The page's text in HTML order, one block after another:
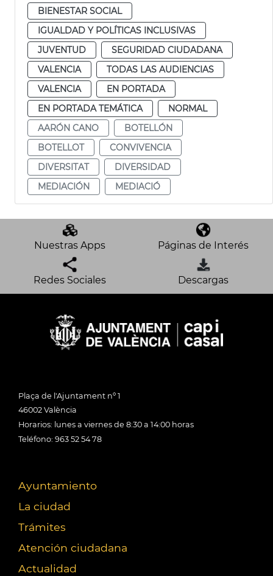
BIENESTAR SOCIAL
IGUALDAD Y POLÍTICAS INCLUSIVAS
JUVENTUD
SEGURIDAD CIUDADANA
VALENCIA
TODAS LAS AUDIENCIAS
VALENCIA
EN PORTADA
EN PORTADA TEMÁTICA
NORMAL
AARÓN CANO
BOTELLÓN
BOTELLOT
CONVIVENCIA
DIVERSITAT
DIVERSIDAD
MEDIACIÓN
MEDIACIÓ
Nuestras Apps Páginas de Interés
Redes Sociales Descargas
Plaça de l'Ajuntament nº 1
46002 València
Horarios: lunes a viernes de 8:30 a 14:00 horas
Teléfono: 963 52 54 78
Ayuntamiento
La ciudad
Trámites
Atención ciudadana
Actualidad